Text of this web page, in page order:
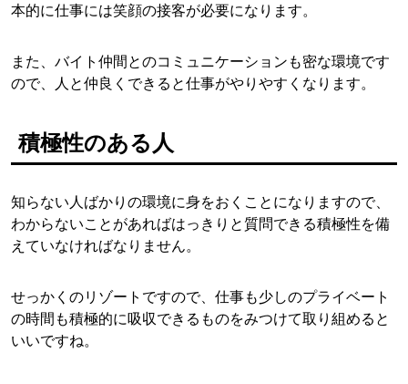
本的に仕事には笑顔の接客が必要になります。
また、バイト仲間とのコミュニケーションも密な環境です
ので、人と仲良くできると仕事がやりやすくなります。
積極性のある人
知らない人ばかりの環境に身をおくことになりますので、
わからないことがあればはっきりと質問できる積極性を備
えていなければなりません。
せっかくのリゾートですので、仕事も少しのプライベート
の時間も積極的に吸収できるものをみつけて取り組めると
いいですね。